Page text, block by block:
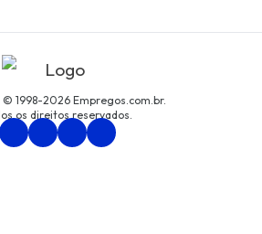
1998-2026 Empregos.com.br.
os direitos reservados.